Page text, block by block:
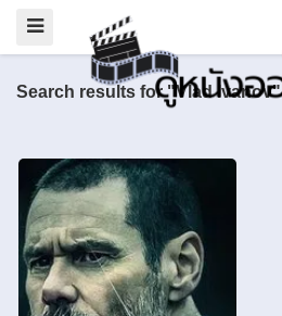
Search results for "Vlad Ivanov"